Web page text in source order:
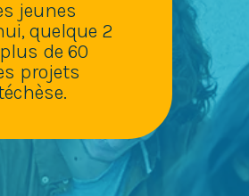
jeunes
quelque 2
de 60
projets